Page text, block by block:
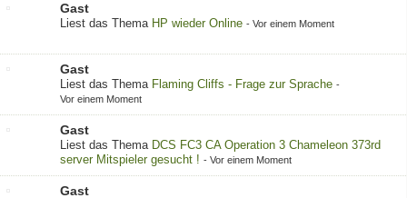
Gast
Liest das Thema HP wieder Online - Vor einem Moment
Gast
Liest das Thema Flaming Cliffs - Frage zur Sprache -
Vor einem Moment
Gast
Liest das Thema DCS FC3 CA Operation 3 Chameleon 373rd
server Mitspieler gesucht ! - Vor einem Moment
Gast